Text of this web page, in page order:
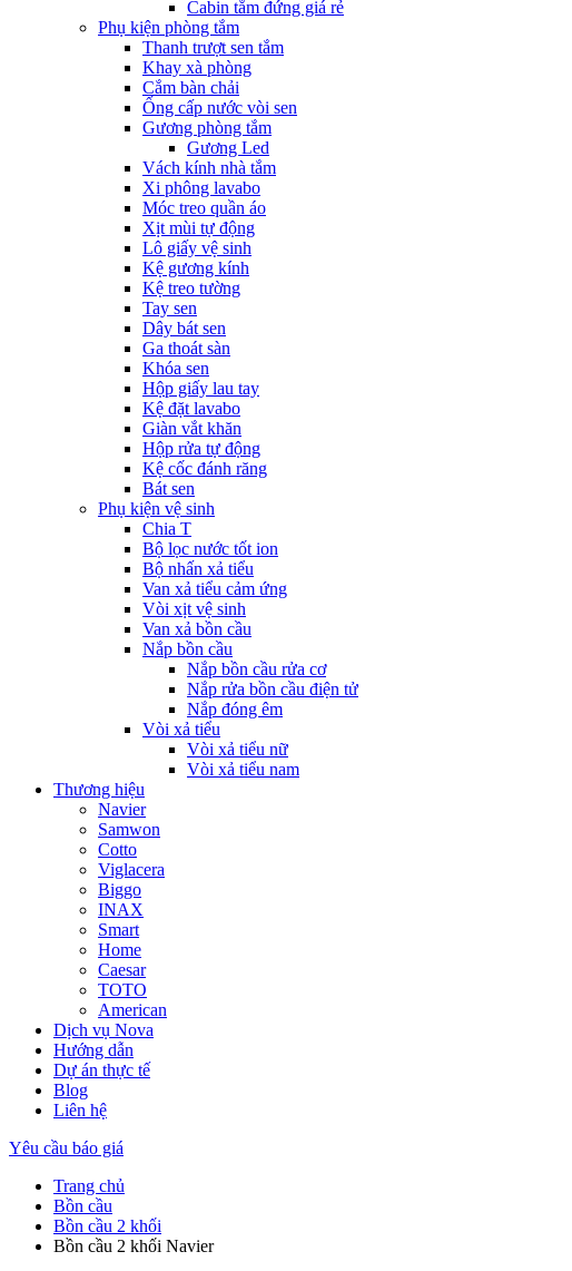
Cabin tắm đứng giá rẻ
Phụ kiện phòng tắm
Thanh trượt sen tắm
Khay xà phòng
Cắm bàn chải
Ống cấp nước vòi sen
Gương phòng tắm
Gương Led
Vách kính nhà tắm
Xi phông lavabo
Móc treo quần áo
Xịt mùi tự động
Lô giấy vệ sinh
Kệ gương kính
Kệ treo tường
Tay sen
Dây bát sen
Ga thoát sàn
Khóa sen
Hộp giấy lau tay
Kệ đặt lavabo
Giàn vắt khăn
Hộp rửa tự động
Kệ cốc đánh răng
Bát sen
Phụ kiện vệ sinh
Chia T
Bộ lọc nước tốt ion
Bộ nhấn xả tiểu
Van xả tiểu cảm ứng
Vòi xịt vệ sinh
Van xả bồn cầu
Nắp bồn cầu
Nắp bồn cầu rửa cơ
Nắp rửa bồn cầu điện tử
Nắp đóng êm
Vòi xả tiểu
Vòi xả tiểu nữ
Vòi xả tiểu nam
Thương hiệu
Navier
Samwon
Cotto
Viglacera
Biggo
INAX
Smart
Home
Caesar
TOTO
American
Dịch vụ Nova
Hướng dẫn
Dự án thực tế
Blog
Liên hệ
Yêu cầu báo giá
Trang chủ
Bồn cầu
Bồn cầu 2 khối
Bồn cầu 2 khối Navier